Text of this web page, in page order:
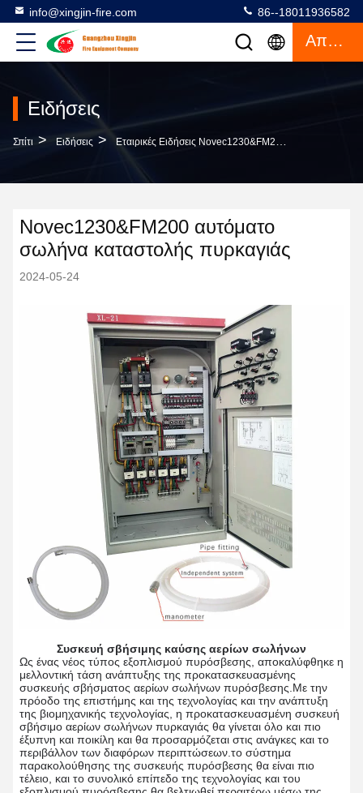
info@xingjin-fire.com 86--18011936582
Απόσπασμα
Ειδήσεις
Σπίτι > Ειδήσεις > Εταιρικές Ειδήσεις Novec1230&FM200 Αυτόματο Σωλήνα Καταστολής Πυρκαγιάς
Novec1230&FM200 αυτόματο
σωλήνα καταστολής πυρκαγιάς
2024-05-24
Συσκευή σβήσιμης καύσης αερίων σωλήνων
Ως ένας νέος τύπος εξοπλισμού πυρόσβεσης, αποκαλύφθηκε η
μελλοντική τάση ανάπτυξης της προκατασκευασμένης
συσκευής σβήσματος αερίων σωλήνων πυρόσβεσης.Με την
πρόοδο της επιστήμης και της τεχνολογίας και την ανάπτυξη
της βιομηχανικής τεχνολογίας, η προκατασκευασμένη συσκευή
σβήσιμο αερίων σωλήνων πυρκαγιάς θα γίνεται όλο και πιο
έξυπνη και ποικίλη και θα προσαρμόζεται στις ανάγκες και το
περιβάλλον των διαφόρων περιπτώσεων.το σύστημα
παρακολούθησης της συσκευής πυρόσβεσης θα είναι πιο
τέλειο, και το συνολικό επίπεδο της τεχνολογίας και του